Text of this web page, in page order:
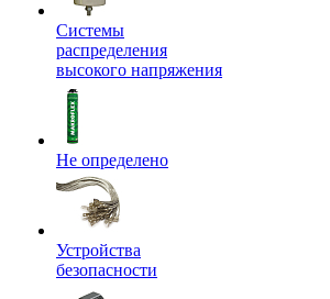
Системы
распределения
высокого напряжения
Не определено
Устройства
безопасности